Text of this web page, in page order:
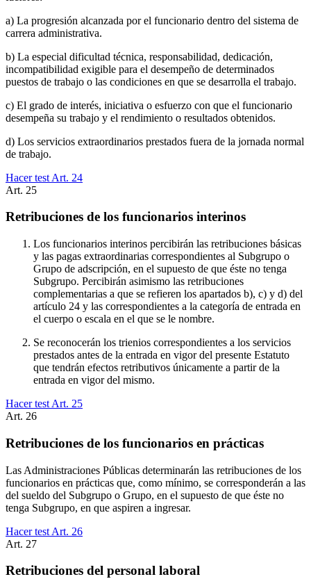
a) La progresión alcanzada por el funcionario dentro del sistema de
carrera administrativa.
b) La especial dificultad técnica, responsabilidad, dedicación,
incompatibilidad exigible para el desempeño de determinados
puestos de trabajo o las condiciones en que se desarrolla el trabajo.
c) El grado de interés, iniciativa o esfuerzo con que el funcionario
desempeña su trabajo y el rendimiento o resultados obtenidos.
d) Los servicios extraordinarios prestados fuera de la jornada normal
de trabajo.
Hacer test Art. 24
Art. 25
Retribuciones de los funcionarios interinos
Los funcionarios interinos percibirán las retribuciones básicas
y las pagas extraordinarias correspondientes al Subgrupo o
Grupo de adscripción, en el supuesto de que éste no tenga
Subgrupo. Percibirán asimismo las retribuciones
complementarias a que se refieren los apartados b), c) y d) del
artículo 24 y las correspondientes a la categoría de entrada en
el cuerpo o escala en el que se le nombre.
Se reconocerán los trienios correspondientes a los servicios
prestados antes de la entrada en vigor del presente Estatuto
que tendrán efectos retributivos únicamente a partir de la
entrada en vigor del mismo.
Hacer test Art. 25
Art. 26
Retribuciones de los funcionarios en prácticas
Las Administraciones Públicas determinarán las retribuciones de los
funcionarios en prácticas que, como mínimo, se corresponderán a las
del sueldo del Subgrupo o Grupo, en el supuesto de que éste no
tenga Subgrupo, en que aspiren a ingresar.
Hacer test Art. 26
Art. 27
Retribuciones del personal laboral